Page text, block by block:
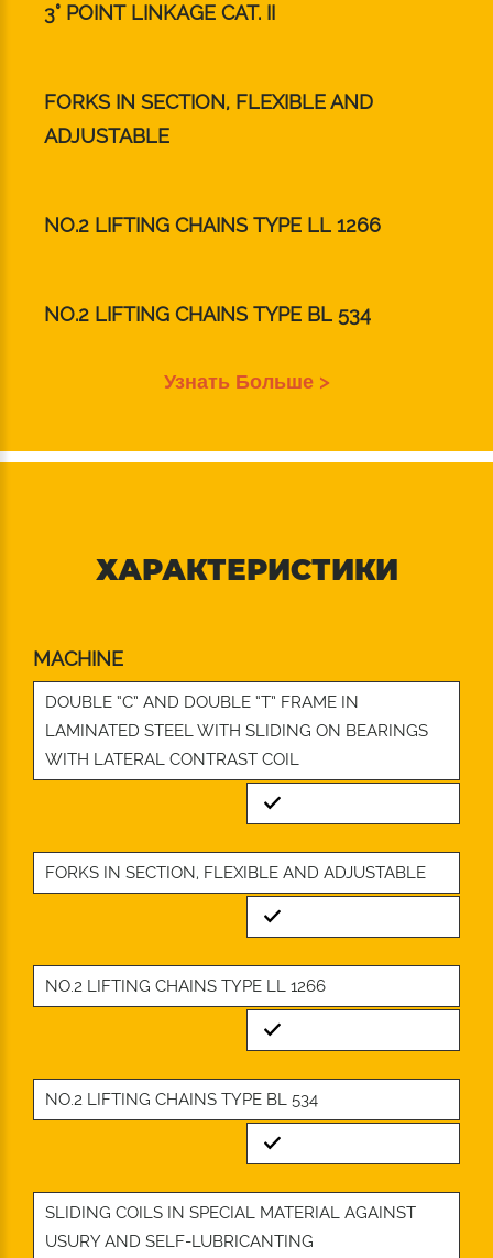
3° POINT LINKAGE CAT. II
FORKS IN SECTION, FLEXIBLE AND
ADJUSTABLE
NO.2 LIFTING CHAINS TYPE LL 1266
NO.2 LIFTING CHAINS TYPE BL 534
Узнать Больше >
ХАРАКТЕРИСТИКИ
MACHINE
DOUBLE “C” AND DOUBLE “T” FRAME IN
LAMINATED STEEL WITH SLIDING ON BEARINGS
WITH LATERAL CONTRAST COIL
Standard
FORKS IN SECTION, FLEXIBLE AND ADJUSTABLE
Standard
NO.2 LIFTING CHAINS TYPE LL 1266
Standard
NO.2 LIFTING CHAINS TYPE BL 534
Standard
SLIDING COILS IN SPECIAL MATERIAL AGAINST
USURY AND SELF-LUBRICANTING